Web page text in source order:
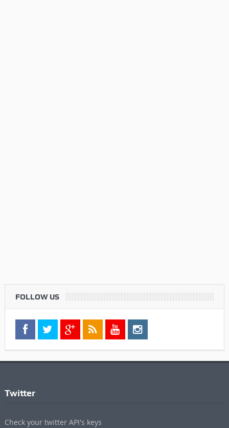
FOLLOW US
Twitter
Check your twitter API's keys